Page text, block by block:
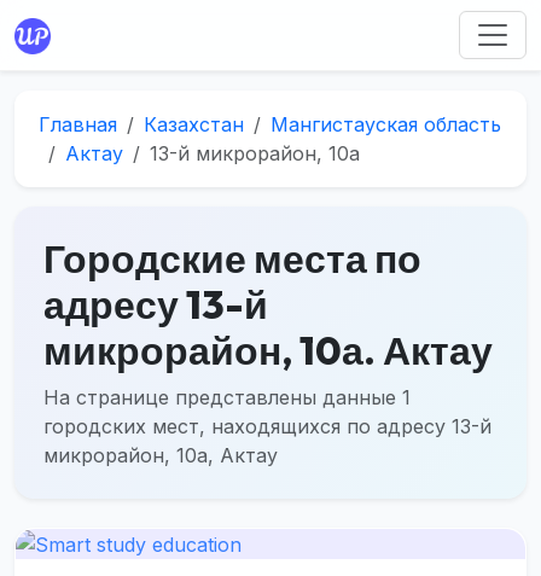
Главная Казахстан
Мангистауская область
Актау
13-й микрорайон, 10а
Городские места по
адресу 13-й
микрорайон, 10а. Актау
На странице представлены данные 1
городских мест, находящихся по адресу 13-й
микрорайон, 10а, Актау